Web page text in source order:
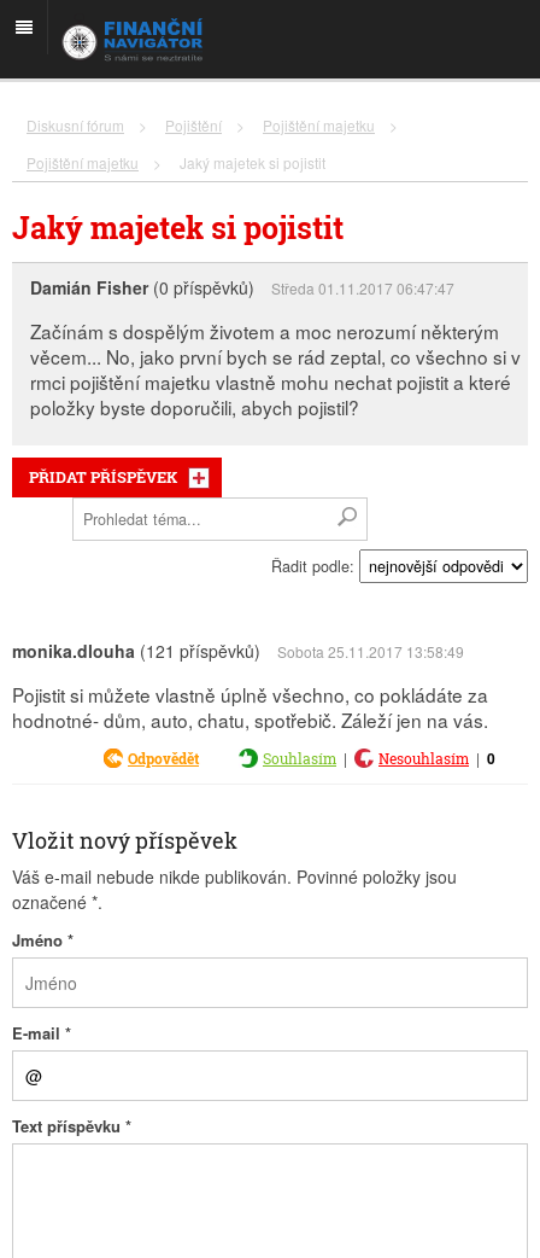
Diskusní fórum > Pojištění > Pojištění majetku
>
Pojištění majetku
> Jaký majetek si pojistit
Jaký majetek si pojistit
Damián Fisher(0 příspěvků) Středa 01.11.2017 06:47:47
Začínám s dospělým životem a moc nerozumí některým
věcem... No, jako první bych se rád zeptal, co všechno si v
rmci pojištění majetku vlastně mohu nechat pojistit a které
položky byste doporučili, abych pojistil?
PŘIDAT PŘÍSPĚVEK
Řadit podle:
monika.dlouha (121 příspěvků) Sobota 25.11.2017 13:58:49
Pojistit si můžete vlastně úplně všechno, co pokládáte za
hodnotné- dům, auto, chatu, spotřebič. Záleží jen na vás.
Odpovědět Souhlasím | Nesouhlasím | 0
Vložit nový příspěvek
Váš e-mail nebude nikde publikován. Povinné položky jsou
označené *.
Jméno *
E-mail *
Text příspěvku *